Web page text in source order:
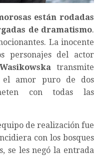
están rodadas
de dramatismo.
La inocente
personajes del actor
transmite
el amor puro de dos
con todas las
de realización fue
con los bosques
se les negó la entrada